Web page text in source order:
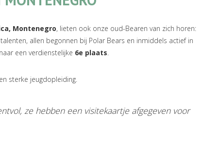
Montenegro, lieten ook onze oud-Bearen van zich horen:
allen begonnen bij Polar Bears en inmiddels actief in
een verdienstelijke 6e plaats.
sterke jeugdopleiding.
ze hebben een visitekaartje afgegeven voor